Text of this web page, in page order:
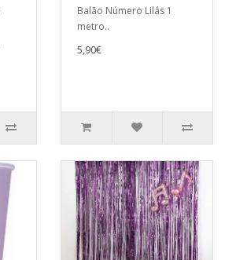
Balão Número Lilás 1
metro..
5,90€